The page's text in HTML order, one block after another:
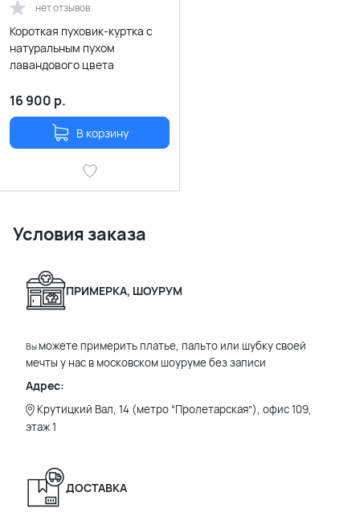
нет отзывов
Короткая пуховик-куртка с
натуральным пухом
лавандового цвета
16 900 р.
В корзину
Условия заказа
ПРИМЕРКА, ШОУРУМ
Вы можете примерить платье, пальто или шубку своей
мечты у нас в московском шоуруме без записи
Адрес:
Крутицкий Вал, 14 (метро “Пролетарская”), офис 109,
этаж 1
ДОСТАВКА